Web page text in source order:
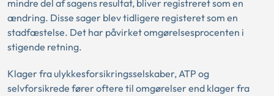
mindre del af sagens resultat, bliver registreret som en
ændring. Disse sager blev tidligere registeret som en
stadfæstelse. Det har påvirket omgørelsesprocenten i
stigende retning.
Klager fra ulykkesforsikringsselskaber, ATP og
selvforsikrede fører oftere til omgørelser end klager fra